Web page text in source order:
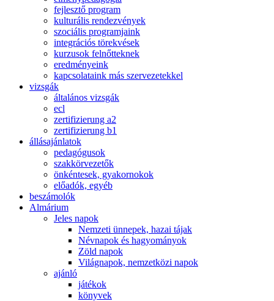
fejlesztő program
kulturális rendezvények
szociális programjaink
integrációs törekvések
kurzusok felnőtteknek
eredményeink
kapcsolataink más szervezetekkel
vizsgák
általános vizsgák
ecl
zertifizierung a2
zertifizierung b1
állásajánlatok
pedagógusok
szakkörvezetők
önkéntesek, gyakornokok
előadók, egyéb
beszámolók
Almárium
Jeles napok
Nemzeti ünnepek, hazai tájak
Névnapok és hagyományok
Zöld napok
Világnapok, nemzetközi napok
ajánló
játékok
könyvek